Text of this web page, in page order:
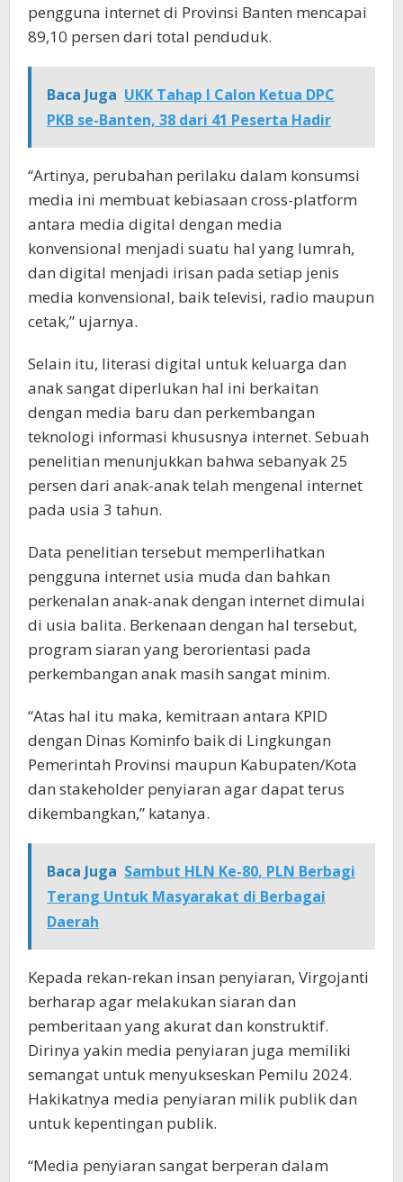
pengguna internet di Provinsi Banten mencapai
89,10 persen dari total penduduk.
Baca Juga UKK Tahap I Calon Ketua DPC
PKB se-Banten, 38 dari 41 Peserta Hadir
“Artinya, perubahan perilaku dalam konsumsi
media ini membuat kebiasaan cross-platform
antara media digital dengan media
konvensional menjadi suatu hal yang lumrah,
dan digital menjadi irisan pada setiap jenis
media konvensional, baik televisi, radio maupun
cetak,” ujarnya.
Selain itu, literasi digital untuk keluarga dan
anak sangat diperlukan hal ini berkaitan
dengan media baru dan perkembangan
teknologi informasi khususnya internet. Sebuah
penelitian menunjukkan bahwa sebanyak 25
persen dari anak-anak telah mengenal internet
pada usia 3 tahun.
Data penelitian tersebut memperlihatkan
pengguna internet usia muda dan bahkan
perkenalan anak-anak dengan internet dimulai
di usia balita. Berkenaan dengan hal tersebut,
program siaran yang berorientasi pada
perkembangan anak masih sangat minim.
“Atas hal itu maka, kemitraan antara KPID
dengan Dinas Kominfo baik di Lingkungan
Pemerintah Provinsi maupun Kabupaten/Kota
dan stakeholder penyiaran agar dapat terus
dikembangkan,” katanya.
Baca Juga Sambut HLN Ke-80, PLN Berbagi
Terang Untuk Masyarakat di Berbagai
Daerah
Kepada rekan-rekan insan penyiaran, Virgojanti
berharap agar melakukan siaran dan
pemberitaan yang akurat dan konstruktif.
Dirinya yakin media penyiaran juga memiliki
semangat untuk menyukseskan Pemilu 2024.
Hakikatnya media penyiaran milik publik dan
untuk kepentingan publik.
“Media penyiaran sangat berperan dalam